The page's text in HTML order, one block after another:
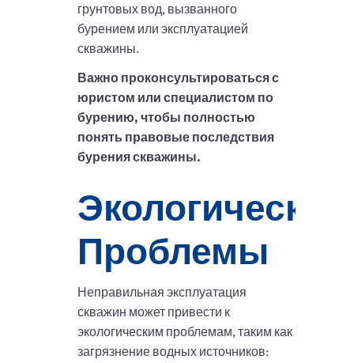
грунтовых вод, вызванного
бурением или эксплуатацией
скважины.
Важно проконсультироваться с
юристом или специалистом по
бурению, чтобы полностью
понять правовые последствия
бурения скважины.
Экологические
Проблемы
Неправильная эксплуатация
скважин может привести к
экологическим проблемам, таким как
загрязнение водных источников: